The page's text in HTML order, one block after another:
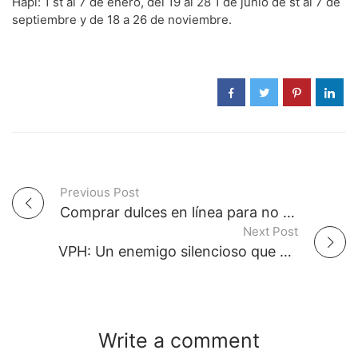
septiembre y de 18 a 26 de noviembre.
P
Previous Post
Comprar dulces en línea para no salir de tu hogar
Next Post
VPH: Un enemigo silencioso que siempre está al acecho
Write a comment